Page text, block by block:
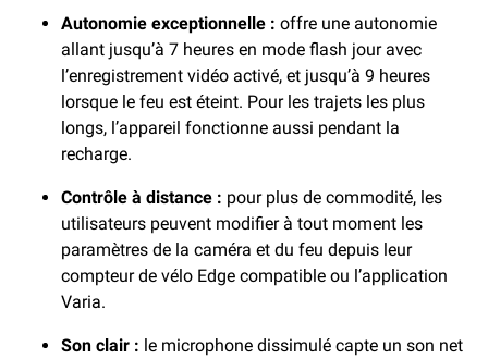
Autonomie exceptionnelle : offre une autonomie
allant jusqu’à 7 heures en mode flash jour avec
l’enregistrement vidéo activé, et jusqu’à 9 heures
lorsque le feu est éteint. Pour les trajets les plus
longs, l’appareil fonctionne aussi pendant la
recharge.
Contrôle à distance : pour plus de commodité, les
utilisateurs peuvent modifier à tout moment les
paramètres de la caméra et du feu depuis leur
compteur de vélo Edge compatible ou l’application
Varia.
Son clair : le microphone dissimulé capte un son net